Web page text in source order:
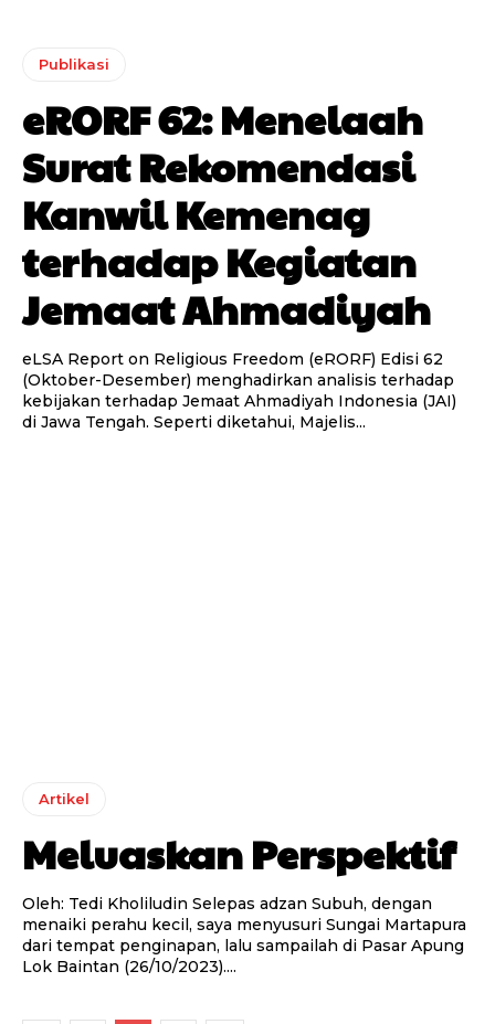
Publikasi
eRORF 62: Menelaah
Surat Rekomendasi
Kanwil Kemenag
terhadap Kegiatan
Jemaat Ahmadiyah
eLSA Report on Religious Freedom (eRORF) Edisi 62
(Oktober-Desember) menghadirkan analisis terhadap
kebijakan terhadap Jemaat Ahmadiyah Indonesia (JAI)
di Jawa Tengah. Seperti diketahui, Majelis...
Artikel
Meluaskan Perspektif
Oleh: Tedi Kholiludin Selepas adzan Subuh, dengan
menaiki perahu kecil, saya menyusuri Sungai Martapura
dari tempat penginapan, lalu sampailah di Pasar Apung
Lok Baintan (26/10/2023)....